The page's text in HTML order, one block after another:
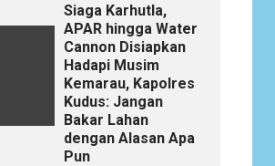
Siaga Karhutla,
APAR hingga Water
Cannon Disiapkan
Hadapi Musim
Kemarau, Kapolres
Kudus: Jangan
Bakar Lahan
dengan Alasan Apa
Pun